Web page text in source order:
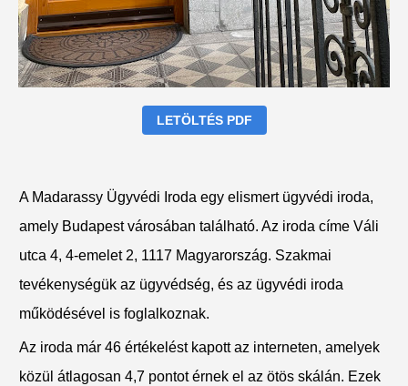
LETÖLTÉS PDF
A Madarassy Ügyvédi Iroda egy elismert ügyvédi iroda,
amely Budapest városában található. Az iroda címe Váli
utca 4, 4-emelet 2, 1117 Magyarország. Szakmai
tevékenységük az ügyvédség, és az ügyvédi iroda
működésével is foglalkoznak.
Az iroda már 46 értékelést kapott az interneten, amelyek
közül átlagosan 4,7 pontot érnek el az ötös skálán. Ezek